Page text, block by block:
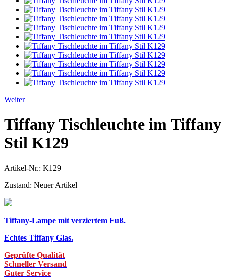
Weiter
Tiffany Tischleuchte im Tiffany
Stil K129
Artikel-Nr.: K129
Zustand: Neuer Artikel
Tiffany-Lampe mit verziertem Fuß.
Echtes Tiffany Glas.
Geprüfte Qualität
Schneller Versand
Guter Service